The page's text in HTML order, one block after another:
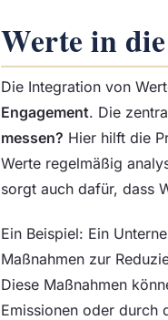
Werte in
Die Integration von
Engagement. Die
messen? Hier hilft die
Werte regelmäßig
sorgt auch dafür, dass
Ein Beispiel: Ein
Maßnahmen zur
Diese Maßnahmen
Emissionen oder durch